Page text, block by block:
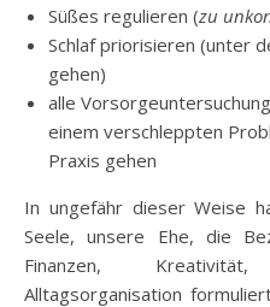
Süßes regulieren (zu
Schlaf priorisieren (unter
gehen)
alle
einem verschleppten
Praxis gehen
In ungefähr dieser Weise
Seele, unsere Ehe, die
Finanzen,
Alltagsorganisation